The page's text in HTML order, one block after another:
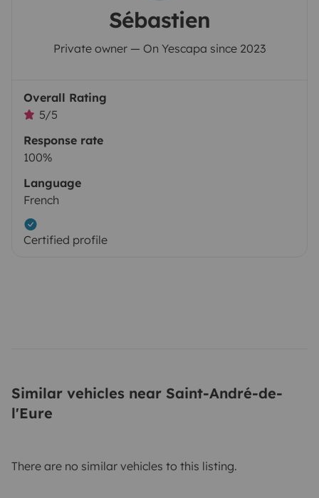
Sébastien
Private owner — On Yescapa since 2023
Overall Rating
5/5
Response rate
100%
Language
French
Certified profile
Similar vehicles near Saint-André-de-
l'Eure
There are no similar vehicles to this listing.